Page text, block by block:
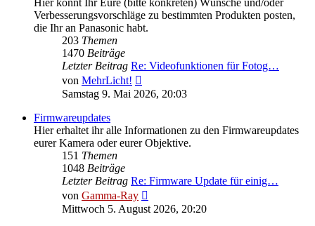
Hier könnt Ihr Eure (bitte konkreten) Wünsche und/oder
Verbesserungsvorschläge zu bestimmten Produkten posten,
die Ihr an Panasonic habt.
203 Themen
1470 Beiträge
Letzter Beitrag Re: Videofunktionen für Fotog…
von MehrLicht!
Beitrag
Samstag 9. Mai 2026, 20:03
Firmwareupdates
Hier erhaltet ihr alle Informationen zu den Firmwareupdates
eurer Kamera oder eurer Objektive.
151 Themen
1048 Beiträge
Letzter Beitrag Re: Firmware Update für einig…
von Gamma-Ray
Beitrag
Mittwoch 5. August 2026, 20:20